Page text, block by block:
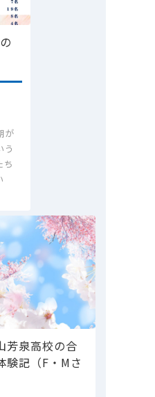
が
う
ち
芳泉高校の合
験記（F・Mさ